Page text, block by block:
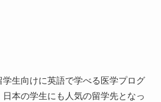
生向けに英語で学べる医学プログ
本の学生にも人気の留学先となっ